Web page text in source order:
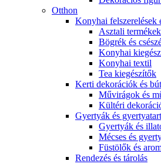
Otthon
Konyhai felszerelések
Asztali termékek
Bögrék és
Konyhai
Konyhai textil
Tea kiegészítők
Kerti dekorációk és
Művirágok és
Kültéri
Gyertyák és
Gyertyák és
Mécses és
Füstölők és
Rendezés és tárolás